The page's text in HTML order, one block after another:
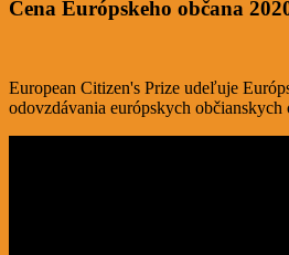
Cena Európskeho občana
European Citizen's Prize udeľuje
odovzdávania európskych